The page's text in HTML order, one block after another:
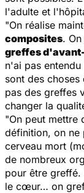
l'adulte et
"On réalise
composites.
greffes
n'ai pas
sont des
pas des greffes
changer la
"On peut mettre
définition, on ne
cerveau mort
de nombreux
pour être
le cœur… on